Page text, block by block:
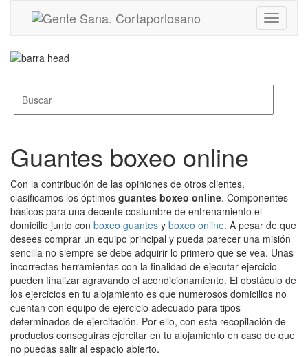
Toggle
Guantes boxeo online
Con la contribución de las opiniones de otros clientes,
clasificamos los óptimos guantes boxeo online. Componentes
básicos para una decente costumbre de entrenamiento el
domicilio junto con boxeo guantes y boxeo online. A pesar de que
desees comprar un equipo principal y pueda parecer una misión
sencilla no siempre se debe adquirir lo primero que se vea. Unas
incorrectas herramientas con la finalidad de ejecutar ejercicio
pueden finalizar agravando el acondicionamiento. El obstáculo de
los ejercicios en tu alojamiento es que numerosos domicilios no
cuentan con equipo de ejercicio adecuado para tipos
determinados de ejercitación. Por ello, con esta recopilación de
productos conseguirás ejercitar en tu alojamiento en caso de que
no puedas salir al espacio abierto.